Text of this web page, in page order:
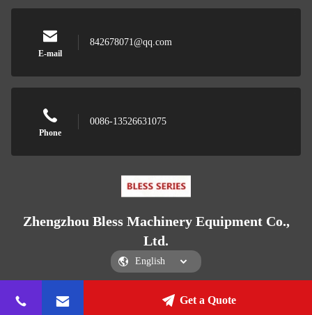
E-mail
842678071@qq.com
Phone
0086-13526631075
Zhengzhou Bless Machinery Equipment Co.,
Ltd.
Zhengzhou Bless Machinery Equipment Co., Ltd.
Get a Quote